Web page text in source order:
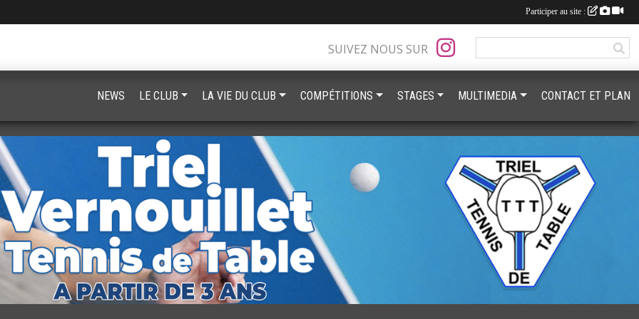
SUIVEZ NOUS SUR
NEWS LE CLUB LA VIE DU CLUB COMPÉTITIONS STAGES MULTIMEDIA CONTACT ET PLAN
Participer au site :